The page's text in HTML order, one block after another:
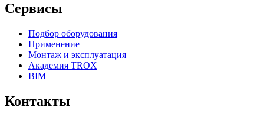
Сервисы
Подбор оборудования
Применение
Монтаж и эксплуатация
Академия TROX
BIM
Контакты